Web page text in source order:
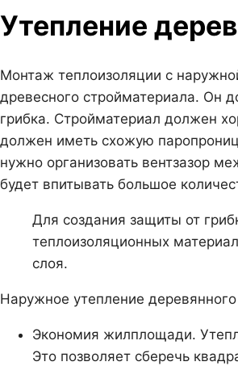
Утепление
Монтаж теплоизоляции с
древесного стройматериала. Он
грибка. Стройматериал должен
должен иметь схожую
нужно организовать вентзазор
будет впитывать большое
Для создания защиты от
теплоизоляционных
слоя.
Наружное утепление
Экономия жилплощади.
Это позволяет сберечь